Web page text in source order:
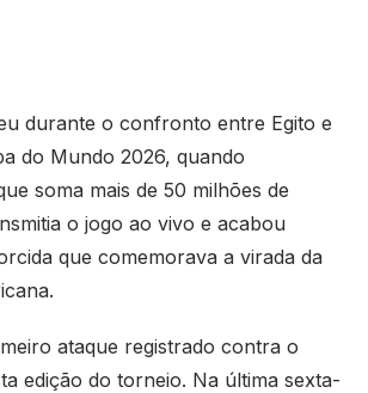
durante o confronto entre Egito e
do Mundo 2026, quando
soma mais de 50 milhões de
o jogo ao vivo e acabou
que comemorava a virada da
ataque registrado contra o
edição do torneio. Na última sexta-